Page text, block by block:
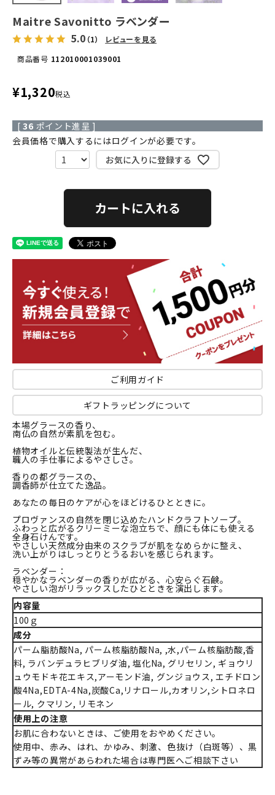
Maitre Savonitto ラベンダー
5.0 （1）
レビューを見る
商品番号 112010001039001
¥1,320税込
[ 36 ポイント進呈 ]
会員価格で購入するにはログインが必要です。
お気に入りに登録する
カートに入れる
ご利用ガイド
ギフトラッピングについて
本場グラースの香り、
南仏の自然が素肌を包む。
植物オイルと伝統製法が生んだ、
職人の手仕事によるやさしさ。
香りの都グラースの、
調香師が仕立てた逸品。
あなたの毎日のケアが心をほどけるひとときに。
プロヴァンスの自然を閉じ込めたハンドクラフトソープ。
ふわっと広がるクリーミーな泡立ちで、顔にも体にも使える
全身石けんです。
やさしい天然成分由来のスクラブが肌をなめらかに整え、
洗い上がりはしっとりとうるおいを感じられます。
ラベンダー：
穏やかなラベンダーの香りが広がる、心安らぐ石鹸。
やさしい泡がリラックスしたひとときを演出します。
内容量
100ｇ
成分
パーム脂肪酸Na, パーム核脂肪酸Na, ,水,パーム核脂肪酸,香
料, ラバンデュラヒブリダ油, 塩化Na, グリセリン, ギョウリ
ュウモドキ花エキス,アーモンド油, グンジョウス, エチドロン
酸4Na,EDTA-4Na,炭酸Ca,リナロール,カオリン,シトロネロ
ール, クマリン, リモネン
使用上の注意
お肌に合わないときは、ご使用をおやめください。
使用中、赤み、はれ、かゆみ、刺激、色抜け（白斑等）、黒
ずみ等の異常があらわれた場合は専門医へご相談下さい